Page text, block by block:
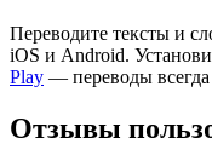
Переводите тексты и
iOS и Android.
Play — переводы
Отзывы